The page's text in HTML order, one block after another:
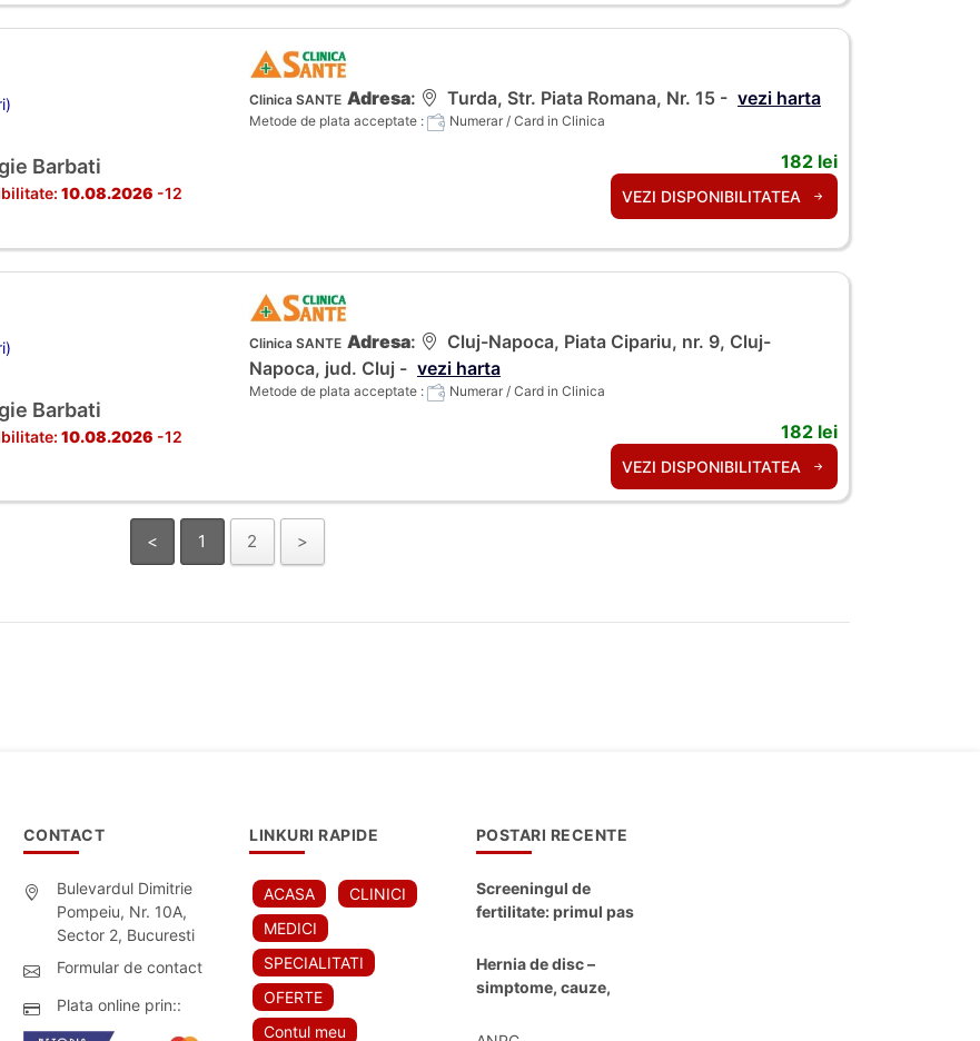
Barbati
10.08.2026 -12
Clinica SANTE Adresa: Turda, Str. Piata Romana, Nr. 15 - vezi harta
Metode de plata acceptate : Numerar / Card in Clinica
182 lei
VEZI DISPONIBILITATEA
Barbati
10.08.2026 -12
Clinica SANTE Adresa:
Cluj-Napoca, Piata Cipariu, nr. 9, Cluj-
Napoca, jud. Cluj - vezi harta
Metode de plata acceptate : Numerar / Card in Clinica
182 lei
VEZI DISPONIBILITATEA
< 1 2 >
CONTACT
Bulevardul Dimitrie
Pompeiu, Nr. 10A,
Sector 2, Bucuresti
Formular de contact
Plata online prin::
LINKURI RAPIDE
ACASA
CLINICI
MEDICI
SPECIALITATI
OFERTE
Contul meu
POSTARI RECENTE
Screeningul de
fertilitate: primul pas
Hernia de disc –
simptome, cauze,
moderne de